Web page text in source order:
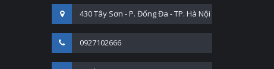
430 Tây Sơn - P. Đống Đa - TP. Hà Nội
0927102666